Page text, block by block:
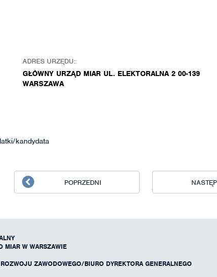
ADRES URZĘDU:
GŁÓWNY URZĄD MIAR UL. ELEKTORALNA 2 00-139
WARSZAWA
kandydata
POPRZEDNI
MIAR W WARSZAWIE
ZAWODOWEGO/BIURO DYREKTORA GENERALNEGO